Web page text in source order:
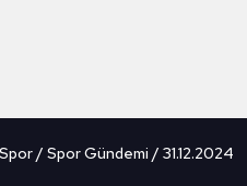
/ Spor Gündemi / 31.12.2024